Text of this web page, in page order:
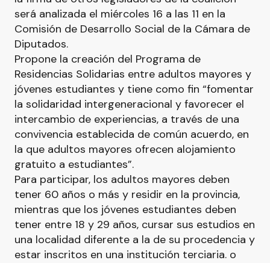
será analizada el miércoles 16 a las 11 en la
Comisión de Desarrollo Social de la Cámara de
Diputados.
Propone la creación del Programa de
Residencias Solidarias entre adultos mayores y
jóvenes estudiantes y tiene como fin “fomentar
la solidaridad intergeneracional y favorecer el
intercambio de experiencias, a través de una
convivencia establecida de común acuerdo, en
la que adultos mayores ofrecen alojamiento
gratuito a estudiantes”.
Para participar, los adultos mayores deben
tener 60 años o más y residir en la provincia,
mientras que los jóvenes estudiantes deben
tener entre 18 y 29 años, cursar sus estudios en
una localidad diferente a la de su procedencia y
estar inscritos en una institución terciaria. o